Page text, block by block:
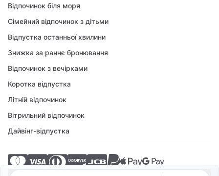
Відпочинок біля моря
Сімейний відпочинок з дітьми
Відпустка останньої хвилини
Знижка за раннє бронювання
Відпочинок з вечірками
Коротка відпустка
Літній відпочинок
Вітрильний відпочинок
Дайвінг-відпустка